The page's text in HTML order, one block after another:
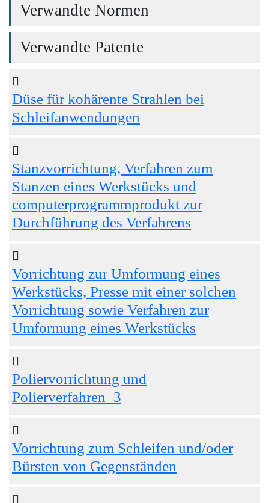
Verwandte Normen
Verwandte Patente
Düse für kohärente Strahlen bei
Schleifanwendungen
Stanzvorrichtung, Verfahren zum
Stanzen eines Werkstücks und
computerprogrammprodukt zur
Durchführung des Verfahrens
Vorrichtung zur Umformung eines
Werkstücks, Presse mit einer solchen
Vorrichtung sowie Verfahren zur
Umformung eines Werkstücks
Poliervorrichtung und
Polierverfahren_3
Vorrichtung zum Schleifen und/oder
Bürsten von Gegenständen